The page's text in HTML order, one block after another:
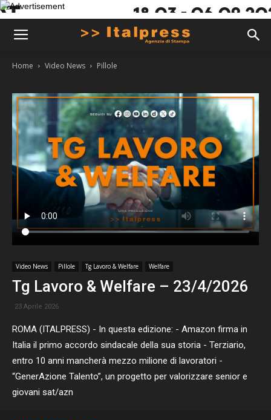
Home Video News Pillole
Video News Pillole Tg Lavoro & Welfare Welfare
Tg Lavoro & Welfare – 23/4/2026
23 Aprile 2026
ROMA (ITALPRESS) - In questa edizione: - Amazon firma in
Italia il primo accordo sindacale della sua storia - Terziario,
entro 10 anni mancherà mezzo milione di lavoratori -
“GenerAzione Talento”, un progetto per valorizzare senior e
giovani sat/azn